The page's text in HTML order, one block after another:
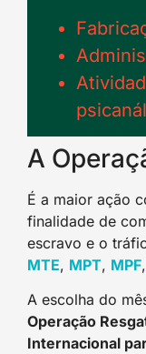
A
É a maior ação
finalidade de
escravo e o
MTE, MPT, MPF,
A escolha do
Operação
Internacional